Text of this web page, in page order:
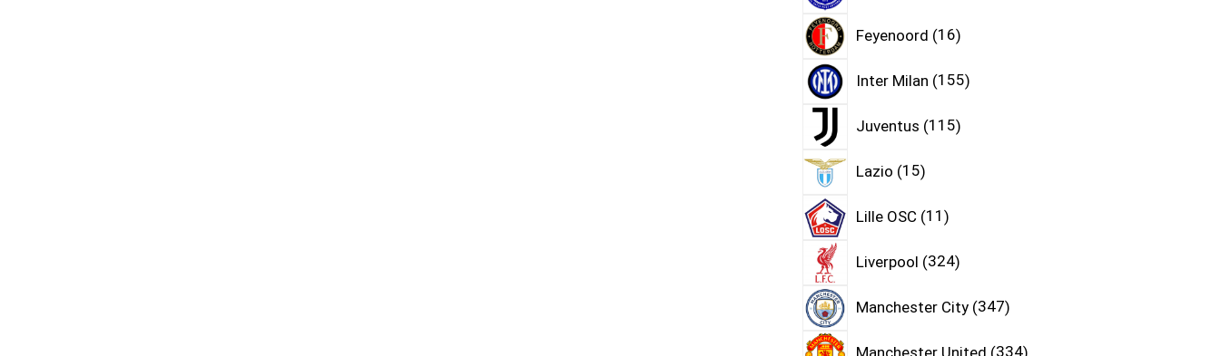
Feyenoord 16
Inter Milan 155
Juventus 115
Lazio 15
Lille OSC 11
Liverpool 324
Manchester City 347
Manchester United 334